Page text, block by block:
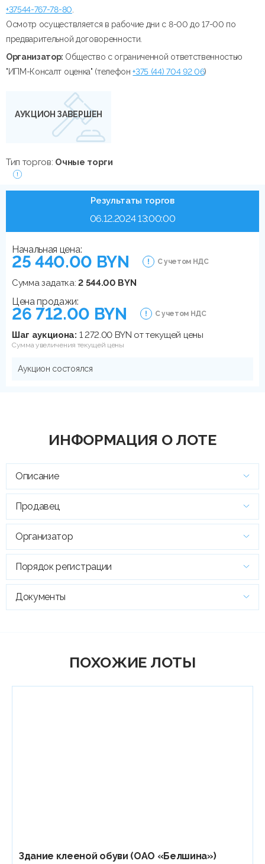
+37544-767-78-80
Осмотр осуществляется в рабочие дни с 8-00 до 17-00 по
предварительной договоренности.
Организатор: Общество с ограниченной ответственностью
"ИПМ-Консалт оценка" (телефон+375 (44) 704 92 06)
АУКЦИОН ЗАВЕРШЕН
Тип торгов: Очные торги
Результаты торгов
06.12.2024 13:00:00
Начальная цена:
25 440.00 BYN С учетом НДС
Сумма задатка:2 544.00 BYN
Цена продажи:
26 712.00 BYN С учетом НДС
Шаг аукциона: 1 272.00 BYN от текущей цены
Сумма увеличения текущей цены
Аукцион состоялся
ИНФОРМАЦИЯ О ЛОТЕ
Описание
Продавец
Организатор
Порядок регистрации
Документы
ПОХОЖИЕ ЛОТЫ
Здание клееной обуви (ОАО «Белшина»)